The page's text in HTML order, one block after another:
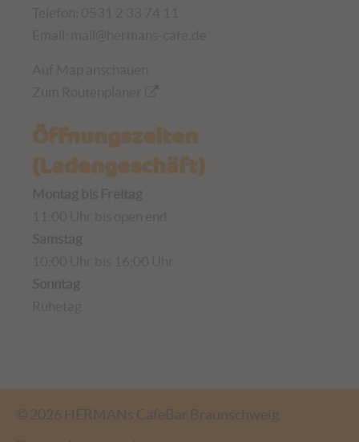
Öffnungszeiten
(Ladengeschäft)
© 2026 HERMANs CafeBar Braunschweig